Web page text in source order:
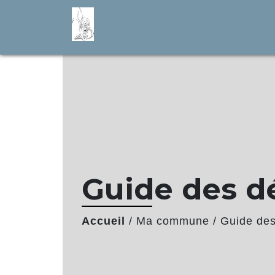
Guide des
Accueil / Ma commune / Guide